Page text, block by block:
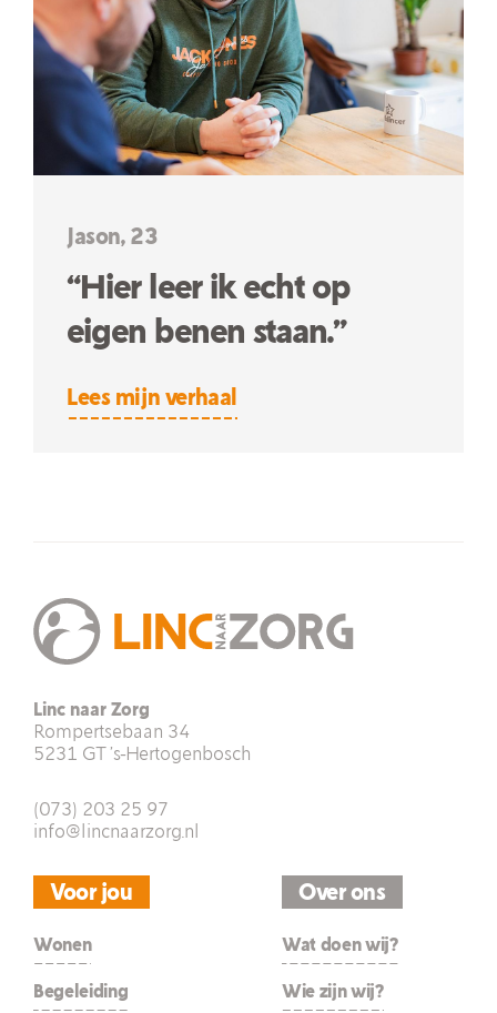
Jason, 23
“Hier leer ik echt op
eigen benen staan.”
Lees mijn verhaal
Linc naar Zorg
Rompertsebaan 34
5231 GT ’s-Hertogenbosch
(073) 203 25 97
info@lincnaarzorg.nl
Voor jou
Wonen
Begeleiding
Over ons
Wat doen wij?
Wie zijn wij?